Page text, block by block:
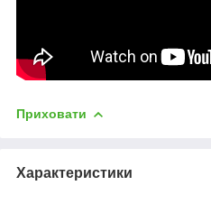
Приховати
Характеристики